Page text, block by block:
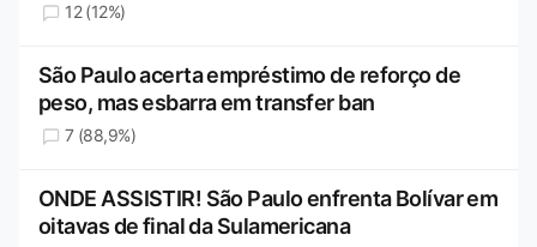
12 (12%)
São Paulo acerta empréstimo de reforço de
peso, mas esbarra em transfer ban
7 (88,9%)
ONDE ASSISTIR! São Paulo enfrenta Bolívar em
oitavas de final da Sulamericana